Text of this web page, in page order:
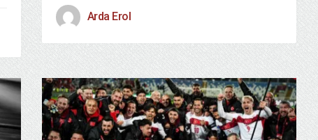
Arda Erol